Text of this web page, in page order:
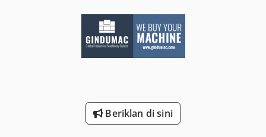
tending, palletizing, and challenging process applications.
With a payload capacity of up to 165 kg and a generous
reach, the R-2000iB/165F is perfectly adapted to
production environments with stringent requirements for
Thanks to its robust construction and high-performance
drive technology, the robot is ideal for use in the
Beriklan di sini